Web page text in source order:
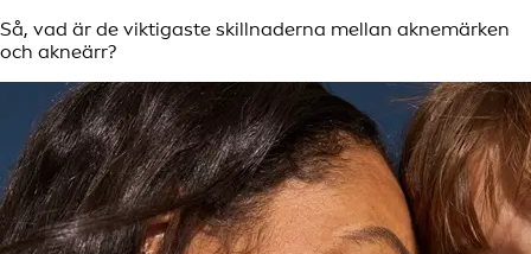
Så, vad är de viktigaste skillnaderna mellan aknemärken
och akneärr?